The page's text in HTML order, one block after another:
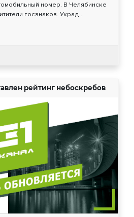
номер. В Челябинске
госзнаков. Украд...
рейтинг небоскребов